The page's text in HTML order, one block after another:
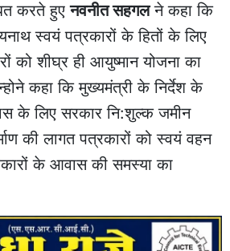
करते हुएनवनीत सहगलने कहा कि
स्वयं पत्रकारों के हितों के लिए
को शीघ्र ही आयुष्मान योजना का
कहा कि मुख्यमंत्री के निर्देश के
के लिए सरकार नि:शुल्क जमीन
की लागत पत्रकारों को स्वयं वहन
के आवास की समस्या का